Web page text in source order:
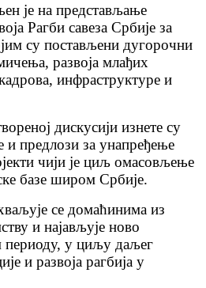
је на представљање
Рагби савеза Србије за
су постављени дугорочни
развоја млађих
инфраструктуре и
дискусији изнете су
и предлози за унапређење
чији је циљ омасовљење
базе широм Србије.
се домаћинима из
и најављује ново
у циљу даљег
и развоја рагбија у